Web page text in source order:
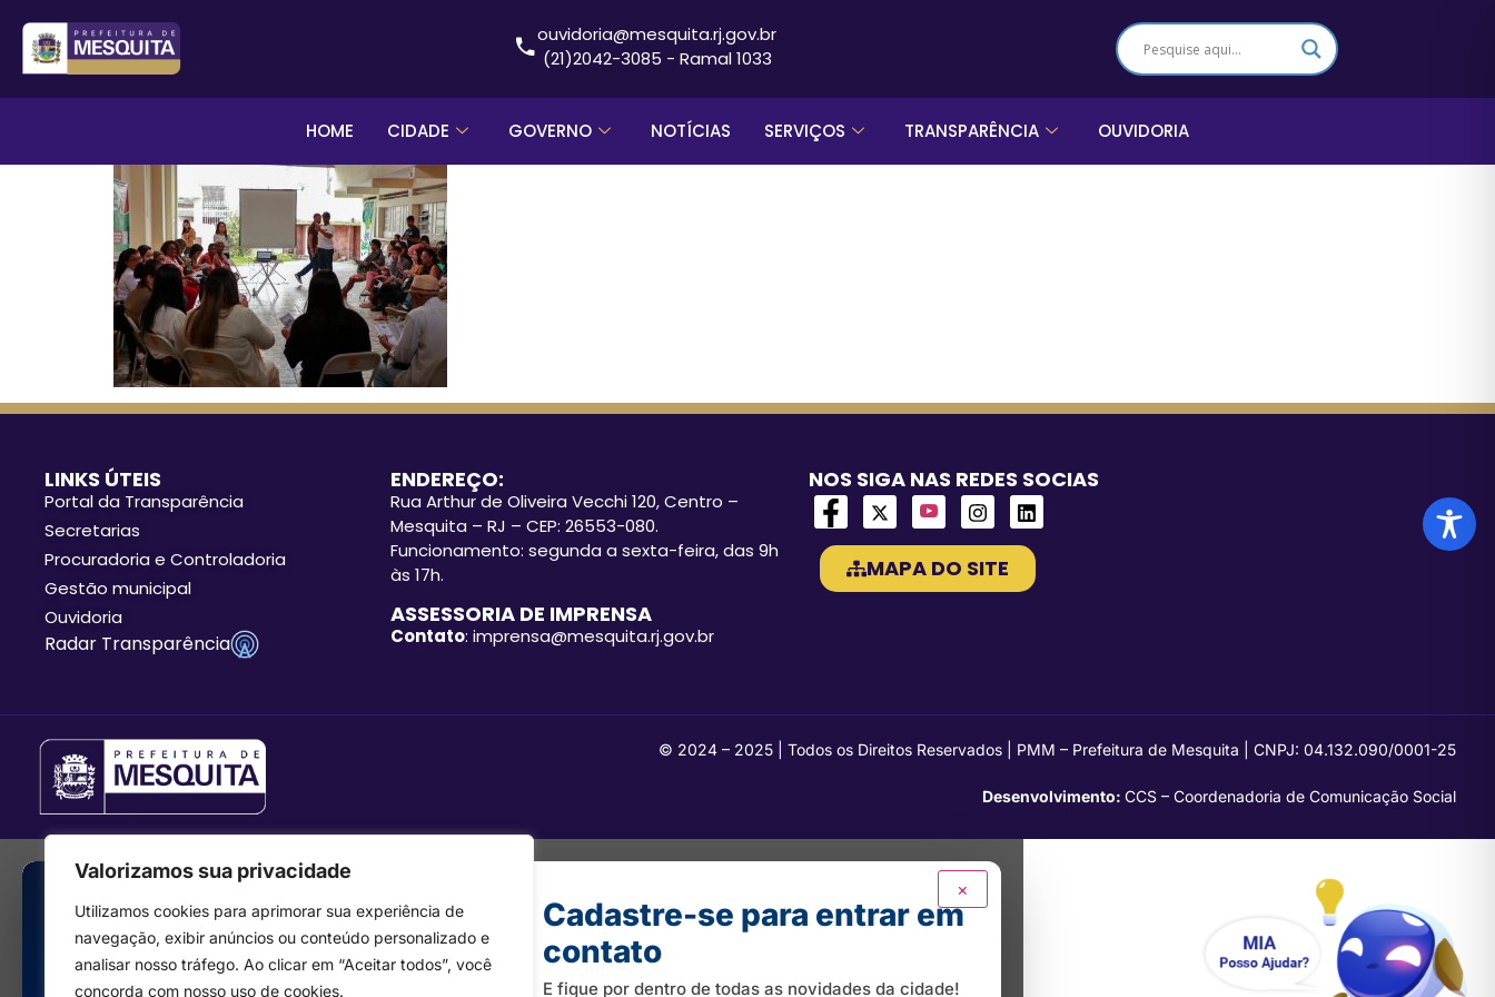
Valorizamos sua privacidade
Utilizamos cookies para aprimorar sua experiência de
navegação, exibir anúncios ou conteúdo personalizado e
analisar nosso tráfego. Ao clicar em “Aceitar todos”, você
concorda com nosso uso de cookies.
ouvidoria@mesquita.rj.gov.br
(21)2042-3085 - Ramal 1033
HOME CIDADE GOVERNO NOTÍCIAS SERVIÇOS TRANSPARÊNCIA OUVIDORIA
LINKS ÚTEIS
Portal da Transparência
Secretarias
Procuradoria e Controladoria
Gestão municipal
Ouvidoria
Radar Transparência
ENDEREÇO:
Rua Arthur de Oliveira Vecchi 120, Centro –
Mesquita – RJ – CEP: 26553-080.
Funcionamento: segunda a sexta-feira, das 9h
às 17h.
ASSESSORIA DE IMPRENSA
Contato: imprensa@mesquita.rj.gov.br
NOS SIGA NAS REDES SOCIAS
MAPA DO SITE
© 2024 – 2025 | Todos os Direitos Reservados | PMM – Prefeitura de Mesquita | CNPJ: 04.132.090/0001-25
Desenvolvimento:CCS – Coordenadoria de Comunicação Social
×
Cadastre-se para entrar em
contato
E fique por dentro de todas as novidades da cidade!